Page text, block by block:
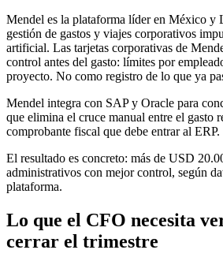
Mendel es la plataforma líder en México y
gestión de gastos y viajes corporativos
artificial. Las tarjetas corporativas de
control antes del gasto: límites por
proyecto. No como registro de lo que ya
Mendel integra con SAP y Oracle para
que elimina el cruce manual entre el gasto
comprobante fiscal que debe entrar al ERP.
El resultado es concreto: más de USD
administrativos con mejor control, según
plataforma.
Lo que el CFO necesita
cerrar el trimestre